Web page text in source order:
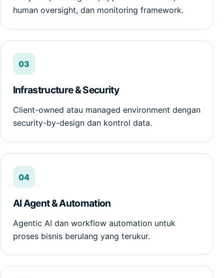
human oversight, dan monitoring framework.
03
Infrastructure & Security
Client-owned atau managed environment dengan
security-by-design dan kontrol data.
04
AI Agent & Automation
Agentic AI dan workflow automation untuk
proses bisnis berulang yang terukur.